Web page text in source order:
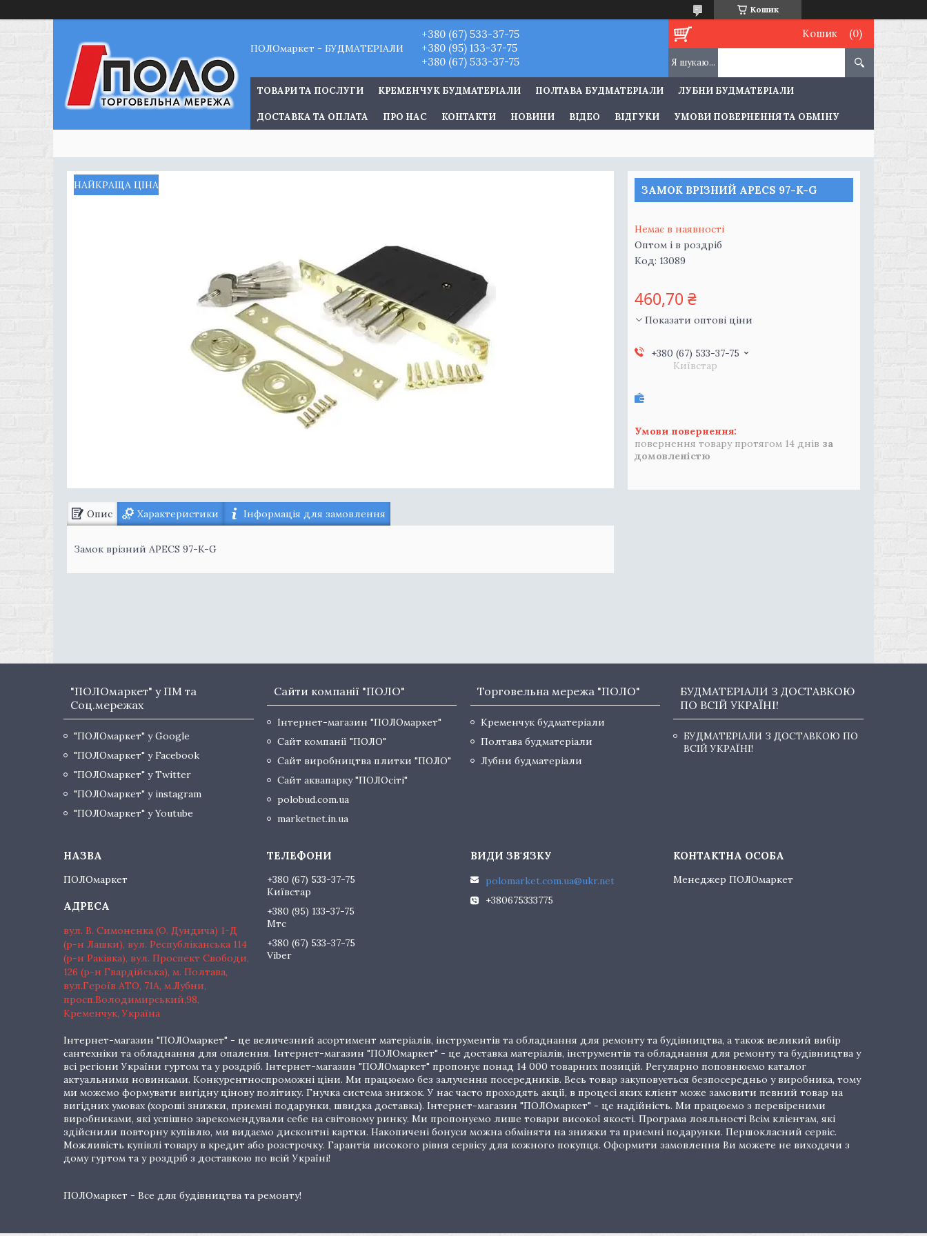
Кошик
ПОЛОмаркет - БУДМАТЕРІАЛИ
+380 (67) 533-37-75
+380 (95) 133-37-75
+380 (67) 533-37-75
Кошик
ТОВАРИ ТА ПОСЛУГИ КРЕМЕНЧУК БУДМАТЕРІАЛИ ПОЛТАВА БУДМАТЕРІАЛИ ЛУБНИ БУДМАТЕРІАЛИ
ДОСТАВКА ТА ОПЛАТА ПРО НАС КОНТАКТИ НОВИНИ ВІДЕО ВІДГУКИ УМОВИ ПОВЕРНЕННЯ ТА ОБМІНУ
НАЙКРАЩА ЦІНА
Опис Характеристики Інформація для замовлення
Замок врізний APECS 97-K-G
ЗАМОК ВРІЗНИЙ APECS 97-K-G
Немає в наявності
Оптом і в роздріб
Код: 13089
460,70 ₴
Показати оптові ціни
+380 (67) 533-37-75
Київстар
повернення товару протягом 14 днів за
домовленістю
"ПОЛОмаркет" у ПМ та
Соц.мережах
"ПОЛОмаркет" у Google
"ПОЛОмаркет" у Facebook
"ПОЛОмаркет" у Twitter
"ПОЛОмаркет" у instagram
"ПОЛОмаркет" у Youtube
Сайти компанії "ПОЛО"
Інтернет-магазин "ПОЛОмаркет"
Сайт компанії "ПОЛО"
Сайт виробництва плитки "ПОЛО"
Сайт аквапарку "ПОЛОсіті"
polobud.com.ua
marketnet.in.ua
Торговельна мережа "ПОЛО"
Кременчук будматеріали
Полтава будматеріали
Лубни будматеріали
БУДМАТЕРІАЛИ З ДОСТАВКОЮ
ПО ВСІЙ УКРАЇНІ!
БУДМАТЕРІАЛИ З ДОСТАВКОЮ ПО
ВСІЙ УКРАЇНІ!
ПОЛОмаркет
вул. В. Симоненка (О. Дундича) 1-Д
(р-н Лашки), вул. Республіканська 114
(р-н Раківка), вул. Проспект Свободи,
126 (р-н Гвардійська), м. Полтава,
вул.Героїв АТО, 71А, м.Лубни,
просп.Володимирський,98,
Кременчук, Україна
+380 (67) 533-37-75
Київстар
+380 (95) 133-37-75
Мтс
+380 (67) 533-37-75
Viber
polomarket.com.ua@ukr.net
+380675333775
Менеджер ПОЛОмаркет
Інтернет-магазин "ПОЛОмаркет" - це величезний асортимент матеріалів, інструментів та обладнання для ремонту та будівництва, а також великий вибір
сантехніки та обладнання для опалення. Інтернет-магазин "ПОЛОмаркет" - це доставка матеріалів, інструментів та обладнання для ремонту та будівництва у
всі регіони України гуртом та у роздріб. Інтернет-магазин "ПОЛОмаркет" пропонує понад 14 000 товарних позицій. Регулярно поповнюємо каталог
актуальними новинками. Конкурентноспроможні ціни. Ми працюємо без залучення посередників. Весь товар закуповується безпосередньо у виробника, тому
ми можемо формувати вигідну цінову політику. Гнучка система знижок. У нас часто проходять акції, в процесі яких клієнт може замовити певний товар на
вигідних умовах (хороші знижки, приємні подарунки, швидка доставка). Інтернет-магазин "ПОЛОмаркет" - це надійність. Ми працюємо з перевіреними
виробниками, які успішно зарекомендували себе на світовому ринку. Ми пропонуємо лише товари високої якості. Програма лояльності Всім клієнтам, які
здійснили повторну купівлю, ми видаємо дисконтні картки. Накопичені бонуси можна обміняти на знижки та приємні подарунки. Першокласний сервіс.
Можливість купівлі товару в кредит або розстрочку. Гарантія високого рівня сервісу для кожного покупця. Оформити замовлення Ви можете не виходячи з
дому гуртом та у роздріб з доставкою по всій Україні!
ПОЛОмаркет - Все для будівництва та ремонту!